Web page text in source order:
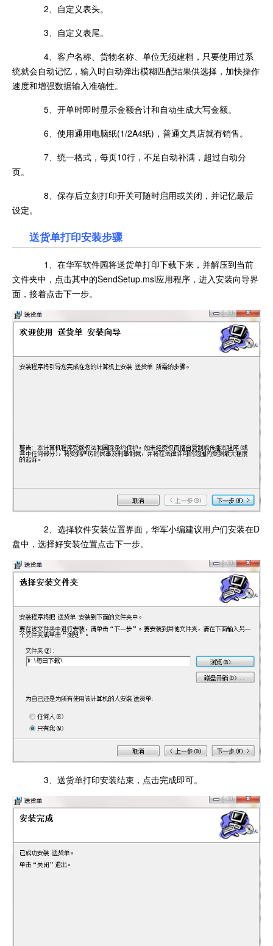
2、自定义表头。
3、自定义表尾。
4、客户名称、货物名称、单位无须建档，只要使用过系
统就会自动记忆，输入时自动弹出模糊匹配结果供选择，加快操作
速度和增强数据输入准确性。
5、开单时即时显示金额合计和自动生成大写金额。
6、使用通用电脑纸(1/2A4纸)，普通文具店就有销售。
7、统一格式，每页10行，不足自动补满，超过自动分
页。
8、保存后立刻打印开关可随时启用或关闭，并记忆最后
设定。
送货单打印安装步骤
1、在华军软件园将送货单打印下载下来，并解压到当前
文件夹中，点击其中的SendSetup.msi应用程序，进入安装向导界
面，接着点击下一步。
2、选择软件安装位置界面，华军小编建议用户们安装在D
盘中，选择好安装位置点击下一步。
3、送货单打印安装结束，点击完成即可。